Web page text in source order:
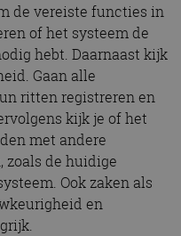
de vereiste functies in
of het systeem de
hebt. Daarnaast kijk
Gaan alle
ritten registreren en
kijk je of het
met andere
zoals de huidige
Ook zaken als
en